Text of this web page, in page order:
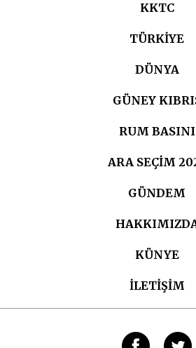
KKTC
TÜRKIYE
DÜNYA
GÜNEY
RUM BASINI
ARA SEÇIM
GÜNDEM
KÜNYE
İLETİŞİM